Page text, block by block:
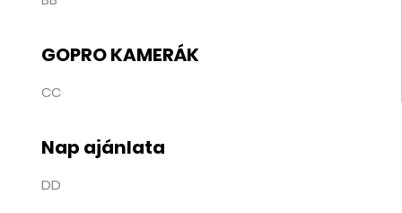
GOPRO KAMERÁK
CC
Nap ajánlata
DD